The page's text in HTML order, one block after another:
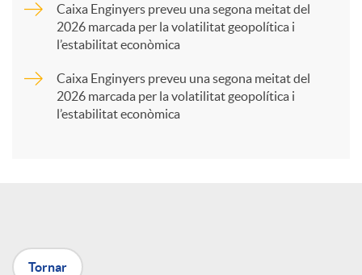
X
Caixa Enginyers preveu una segona meitat del
2026 marcada per la volatilitat geopolítica i
l’estabilitat econòmica
Caixa Enginyers preveu una segona meitat del
2026 marcada per la volatilitat geopolítica i
l’estabilitat econòmica
Tornar